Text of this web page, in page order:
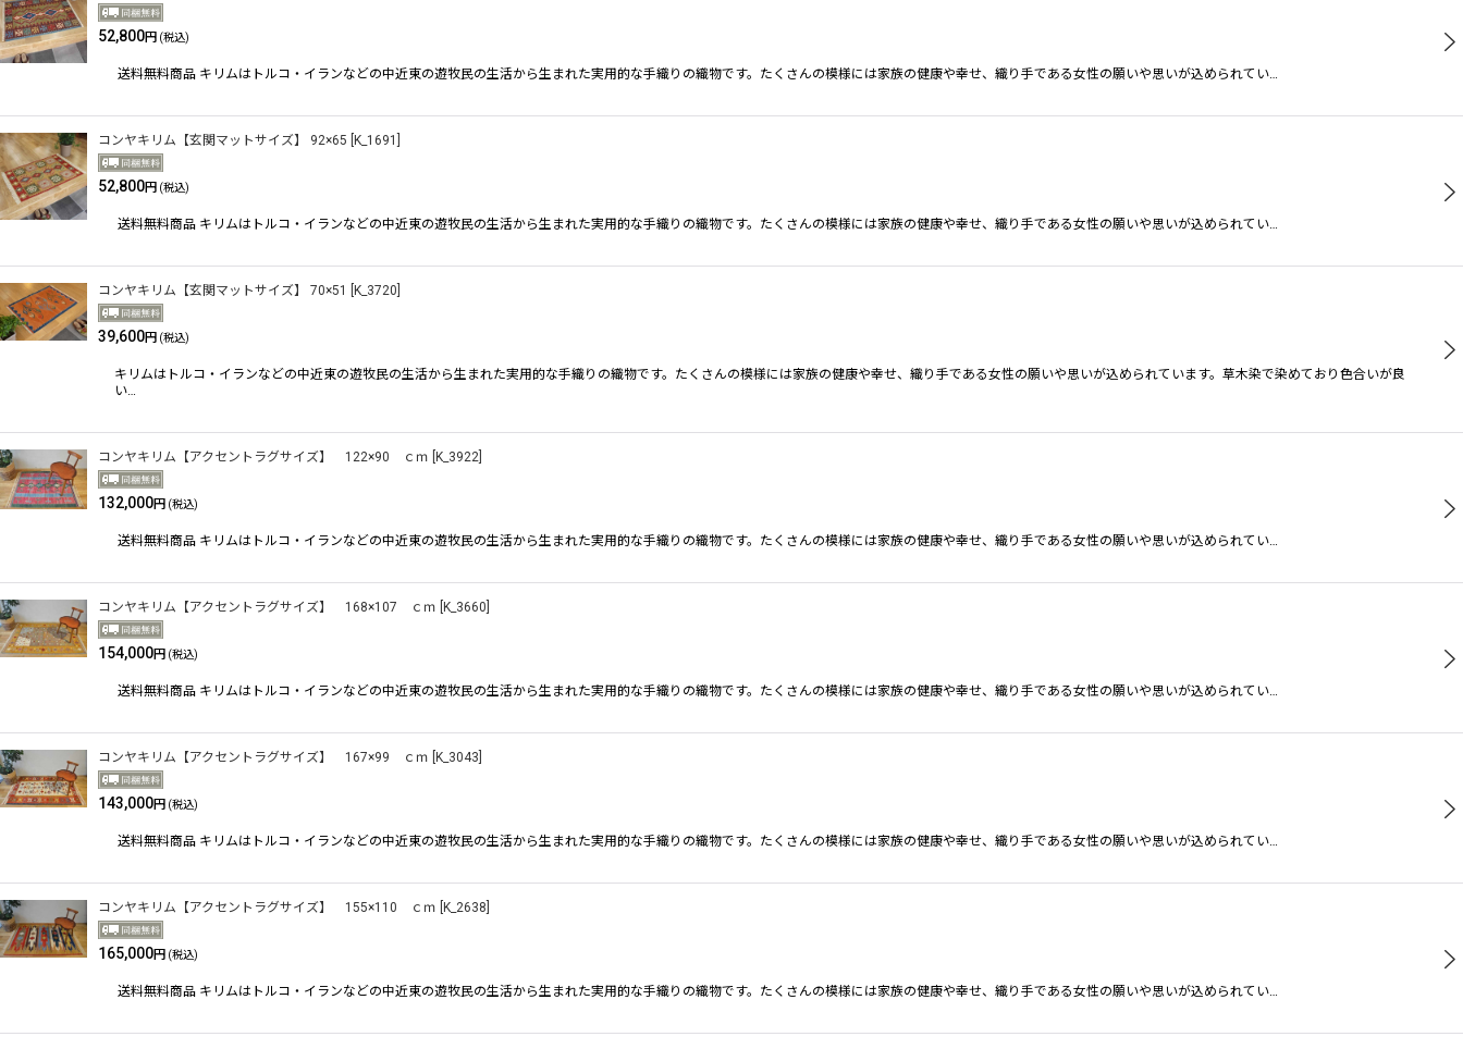
52,800円 (税込)
送料無料商品 キリムはトルコ・イランなどの中近東の遊牧民の生活から生まれた実用的な手織りの織物です。たくさんの模様には家族の健康や幸せ、織り手である女性の願いや思いが込められてい…
コンヤキリム【玄関マットサイズ】 92×65 K_1691
52,800円 (税込)
送料無料商品 キリムはトルコ・イランなどの中近東の遊牧民の生活から生まれた実用的な手織りの織物です。たくさんの模様には家族の健康や幸せ、織り手である女性の願いや思いが込められてい…
コンヤキリム【玄関マットサイズ】 70×51 K_3720
39,600円 (税込)
キリムはトルコ・イランなどの中近東の遊牧民の生活から生まれた実用的な手織りの織物です。たくさんの模様には家族の健康や幸せ、織り手である女性の願いや思いが込められています。草木染で染めており色合いが良
い…
コンヤキリム【アクセントラグサイズ】 122×90 ｃｍ K_3922
132,000円 (税込)
送料無料商品 キリムはトルコ・イランなどの中近東の遊牧民の生活から生まれた実用的な手織りの織物です。たくさんの模様には家族の健康や幸せ、織り手である女性の願いや思いが込められてい…
コンヤキリム【アクセントラグサイズ】 168×107 ｃｍ K_3660
154,000円 (税込)
送料無料商品 キリムはトルコ・イランなどの中近東の遊牧民の生活から生まれた実用的な手織りの織物です。たくさんの模様には家族の健康や幸せ、織り手である女性の願いや思いが込められてい…
コンヤキリム【アクセントラグサイズ】 167×99 ｃｍ K_3043
143,000円 (税込)
送料無料商品 キリムはトルコ・イランなどの中近東の遊牧民の生活から生まれた実用的な手織りの織物です。たくさんの模様には家族の健康や幸せ、織り手である女性の願いや思いが込められてい…
コンヤキリム【アクセントラグサイズ】 155×110 ｃｍ K_2638
165,000円 (税込)
送料無料商品 キリムはトルコ・イランなどの中近東の遊牧民の生活から生まれた実用的な手織りの織物です。たくさんの模様には家族の健康や幸せ、織り手である女性の願いや思いが込められてい…